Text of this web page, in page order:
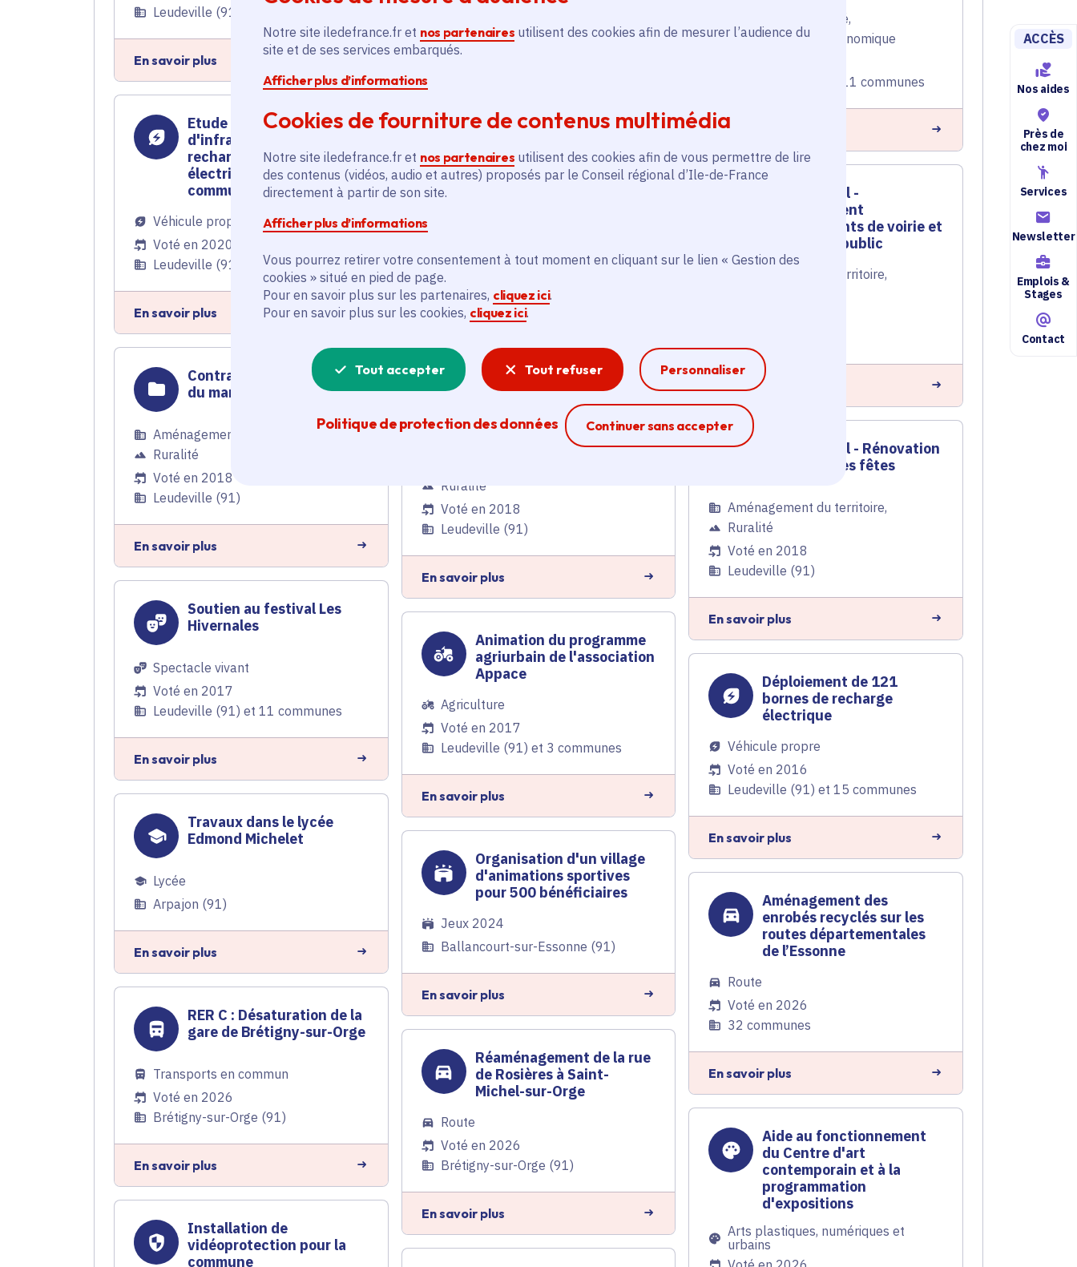
Notre site iledefrance.fr et nos partenaires utilisent des cookies afin de mesurer l’audience du
site et de ses services embarqués.
Afficher plus d’informations
Cookies de fourniture de contenus multimédia
Notre site iledefrance.fr et nos partenaires utilisent des cookies afin de vous permettre de lire
des contenus (vidéos, audio et autres) proposés par le Conseil régional d’Ile-de-France
directement à partir de son site.
Afficher plus d’informations
Vous pourrez retirer votre consentement à tout moment en cliquant sur le lien « Gestion des
cookies » situé en pied de page.
Pour en savoir plus sur les partenaires, cliquez ici.
Pour en savoir plus sur les cookies, cliquez ici.
Tout accepter Tout refuser Personnaliser
Politique de protection des données Continuer sans accepter
Ferme la modale
ACCÈS
Nos aides
Près de
chez moi
Services
Newsletter
Emplois &
Stages
Contact
Leudeville (91)
En savoir plus
Sport
Citoyenneté
Voté en 2020
Leudeville (91) et 19 communes
Ruralité,
Développement économique
Leudeville (91) et 111 communes
En savoir plus
Etude pour le déploiement
d'infrastructures de
recharge pour véhicules
électriques sur 86
communes
Véhicule propre
Voté en 2020
Leudeville (91) et 85 communes
En savoir plus
Contrat rural - Mise aux
normes de l'accueil de
Leudeville (91)
Contrat rural -
Remplacement
d'équipements de voirie et
d'éclairage public
Aménagement du territoire,
En savoir plus
Contrat rural - Réfection
du marquage de la voirie
Aménagement du territoire
Ruralité
Voté en 2018
Leudeville (91)
En savoir plus
Ravalement de la façade
de la mairie
Ruralité
Voté en 2018
Leudeville (91)
En savoir plus
Contrat rural - Rénovation
de la salle des fêtes
Aménagement du territoire,
Ruralité
Voté en 2018
Leudeville (91)
En savoir plus
Soutien au festival Les
Hivernales
Spectacle vivant
Voté en 2017
Leudeville (91) et 11 communes
En savoir plus
Animation du programme
agriurbain de l'association
Appace
Agriculture
Voté en 2017
Leudeville (91) et 3 communes
En savoir plus
Déploiement de 121
bornes de recharge
électrique
Véhicule propre
Voté en 2016
Leudeville (91) et 15 communes
En savoir plus
Travaux dans le lycée
Edmond Michelet
Lycée
Arpajon (91)
En savoir plus
Organisation d'un village
d'animations sportives
pour 500 bénéficiaires
Jeux 2024
Ballancourt-sur-Essonne (91)
En savoir plus
Aménagement des
enrobés recyclés sur les
routes départementales
de l’Essonne
Route
Voté en 2026
32 communes
En savoir plus
RER C : Désaturation de la
gare de Brétigny-sur-Orge
Transports en commun
Voté en 2026
Brétigny-sur-Orge (91)
En savoir plus
Réaménagement de la rue
de Rosières à Saint-
Michel-sur-Orge
Route
Voté en 2026
Brétigny-sur-Orge (91)
En savoir plus
Aide au fonctionnement
du Centre d'art
contemporain et à la
programmation
d'expositions
Arts plastiques, numériques et
urbains
Installation de
vidéoprotection pour la
commune